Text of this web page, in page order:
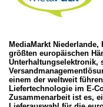
MediaMarkt
größten europäischen
Unterhaltungselektronik,
einem der weltweit
Liefertechnologie im E-
Zusammenarbeit ist es,